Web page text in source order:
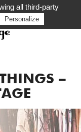
–
all third-party
Personalize